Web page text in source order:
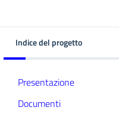
Indice del progetto
Presentazione
Documenti